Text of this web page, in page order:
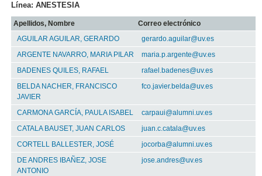
Línea: ANESTESIA
Apellidos, Nombre
Correo electrónico
AGUILAR AGUILAR, GERARDO
gerardo.aguilar@uv.es
ARGENTE NAVARRO, MARIA PILAR
maria.p.argente@uv.es
BADENES QUILES, RAFAEL
rafael.badenes@uv.es
BELDA NACHER, FRANCISCO
JAVIER
fco.javier.belda@uv.es
CARMONA GARCÍA, PAULA ISABEL
carpaui@alumni.uv.es
CATALA BAUSET, JUAN CARLOS
juan.c.catala@uv.es
CORTELL BALLESTER, JOSÉ
jocorba@alumni.uv.es
DE ANDRES IBAÑEZ, JOSE
ANTONIO
jose.andres@uv.es